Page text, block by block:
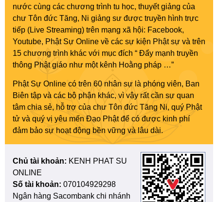
nước cùng các chương trình tu học, thuyết giảng của
chư Tôn đức Tăng, Ni giảng sư được truyền hình trực
tiếp (Live Streaming) trên mạng xã hội: Facebook,
Youtube, Phật Sự Online về các sự kiện Phật sự và trên
15 chương trình khác với mục đích “ Đẩy mạnh truyền
thông Phật giáo như một kênh Hoằng pháp …”
Phật Sự Online có trên 60 nhân sự là phóng viên, Ban
Biên tập và các bộ phận khác, vì vậy rất cần sự quan
tâm chia sẻ, hỗ trợ của chư Tôn đức Tăng Ni, quý Phật
tử và quý vị yêu mến Đạo Phật để có được kinh phí
đảm bảo sự hoạt động bền vững và lâu dài.
Chủ tài khoản: KENH PHAT SU
ONLINE
Số tài khoản: 070104929298
Ngân hàng Sacombank chi nhánh